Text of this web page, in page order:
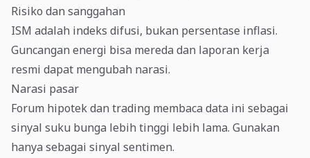
Risiko dan sanggahan
ISM adalah indeks difusi, bukan persentase inflasi.
Guncangan energi bisa mereda dan laporan kerja
resmi dapat mengubah narasi.
Narasi pasar
Forum hipotek dan trading membaca data ini sebagai
sinyal suku bunga lebih tinggi lebih lama. Gunakan
hanya sebagai sinyal sentimen.